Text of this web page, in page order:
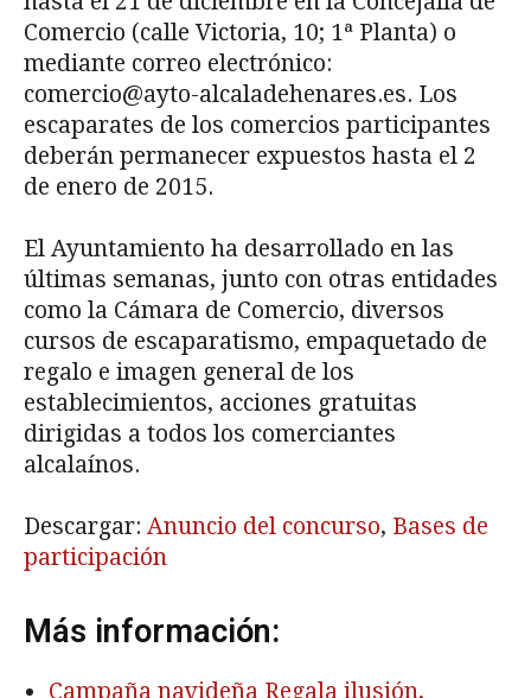
Comercio (calle Victoria, 10; 1ª Planta) o
mediante correo electrónico:
comercio@ayto-alcaladehenares.es. Los
escaparates de los comercios participantes
deberán permanecer expuestos hasta el 2
de enero de 2015.
El Ayuntamiento ha desarrollado en las
últimas semanas, junto con otras entidades
como la Cámara de Comercio, diversos
cursos de escaparatismo, empaquetado de
regalo e imagen general de los
establecimientos, acciones gratuitas
dirigidas a todos los comerciantes
alcalaínos.
Descargar: Anuncio del concurso, Bases de
participación
Más información:
Campaña navideña Regala ilusión,